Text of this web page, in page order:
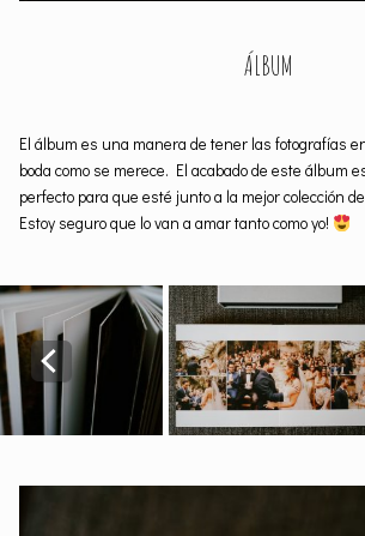
ÁLBUM
El álbum es una manera de tener las fotografías
boda como se merece. El acabado de este álbum
perfecto para que esté junto a la mejor colección
Estoy seguro que lo van a amar tanto como yo!